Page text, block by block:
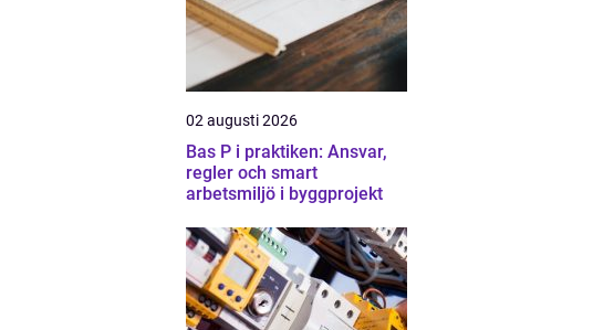
02 augusti 2026
Bas P i praktiken: Ansvar,
regler och smart
arbetsmiljö i byggprojekt